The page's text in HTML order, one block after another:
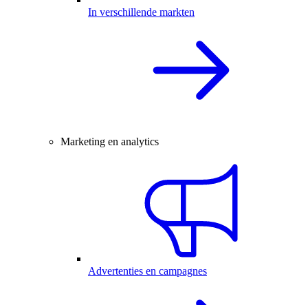
In verschillende markten
Marketing en analytics
Advertenties en campagnes